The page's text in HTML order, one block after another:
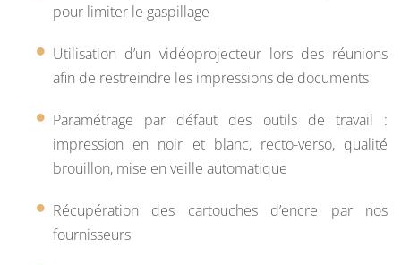
pour limiter le gaspillage
Utilisation d’un vidéoprojecteur lors des réunions
afin de restreindre les impressions de documents
Paramétrage par défaut des outils de travail :
impression en noir et blanc, recto-verso, qualité
brouillon, mise en veille automatique
Récupération des cartouches d’encre par nos
fournisseurs